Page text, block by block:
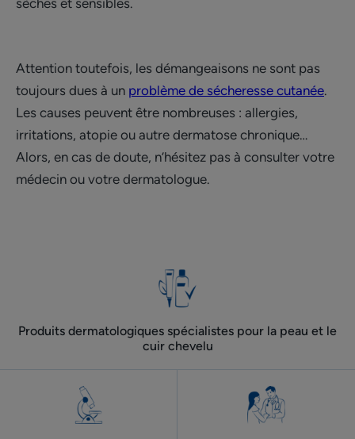
sèches et sensibles.
Attention toutefois, les démangeaisons ne sont pas
toujours dues à un problème de sécheresse cutanée.
Les causes peuvent être nombreuses : allergies,
irritations, atopie ou autre dermatose chronique…
Alors, en cas de doute, n’hésitez pas à consulter votre
médecin ou votre dermatologue.
Produits dermatologiques spécialistes pour la peau et le
cuir chevelu